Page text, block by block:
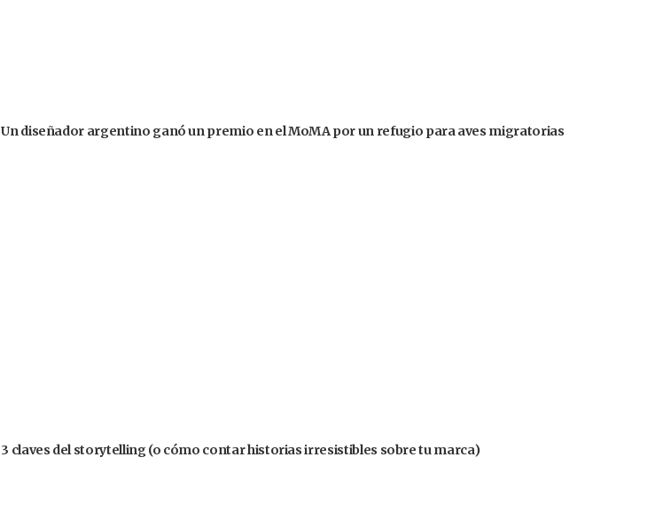
Un diseñador argentino ganó un premio en el MoMA por un refugio para aves migratorias
3 claves del storytelling (o cómo contar historias irresistibles sobre tu marca)